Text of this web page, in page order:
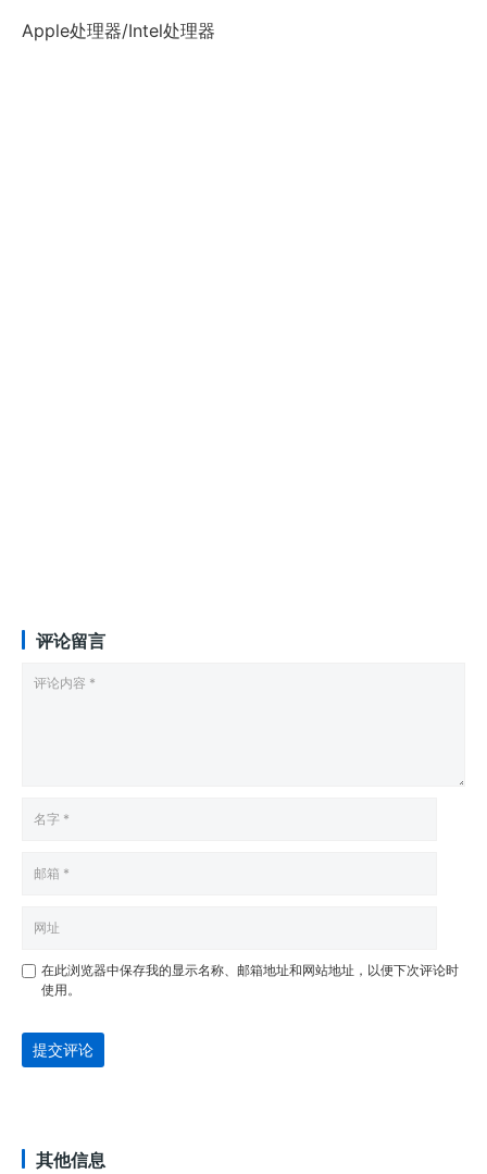
Apple处理器/Intel处理器
评论留言
在此浏览器中保存我的显示名称、邮箱地址和网站地址，以便下次评论时
使用。
提交评论
其他信息